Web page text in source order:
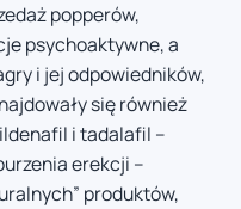
popperów,
psychoaktywne, a
i jej odpowiedników,
się również
i tadalafil –
erekcji –
produktów,